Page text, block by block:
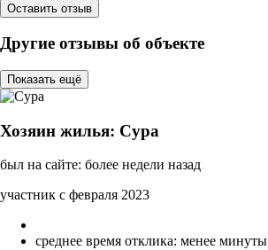
Оставить отзыв
Другие отзывы об объекте
Показать ещё
Хозяин жилья: Сура
был на сайте: более недели назад
участник с февраля 2023
среднее время отклика: менее минуты